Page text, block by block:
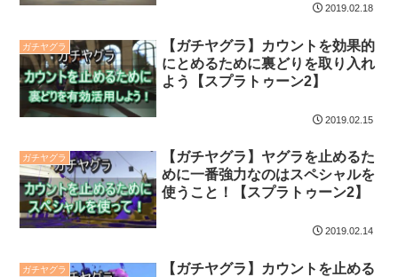
2019.02.18
ガチヤグラ
【ガチヤグラ】カウントを効果的
にとめるために裏どりを取り入れ
よう【スプラトゥーン2】
2019.02.15
ガチヤグラ
【ガチヤグラ】ヤグラを止めるた
めに一番強力なのはスペシャルを
使うこと！【スプラトゥーン2】
2019.02.14
ガチヤグラ
【ガチヤグラ】カウントを止める